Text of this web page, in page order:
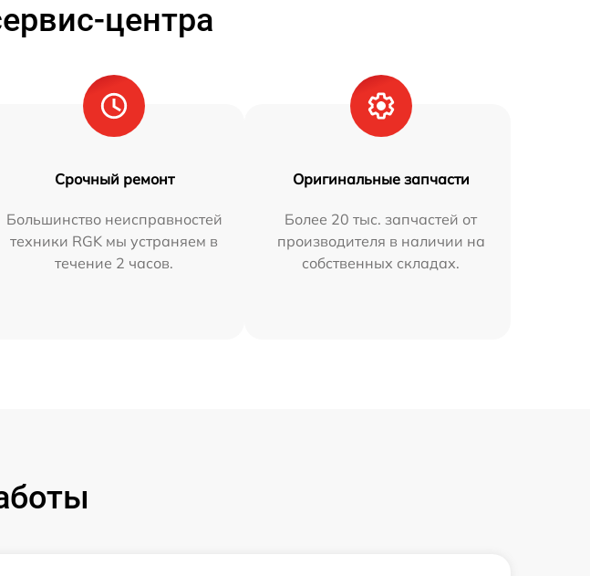
центра
Срочный ремонт
Большинство неисправностей
техники RGK мы устраняем в
течение 2 часов.
Оригинальные запчасти
Более 20 тыс. запчастей от
производителя в наличии на
собственных складах.